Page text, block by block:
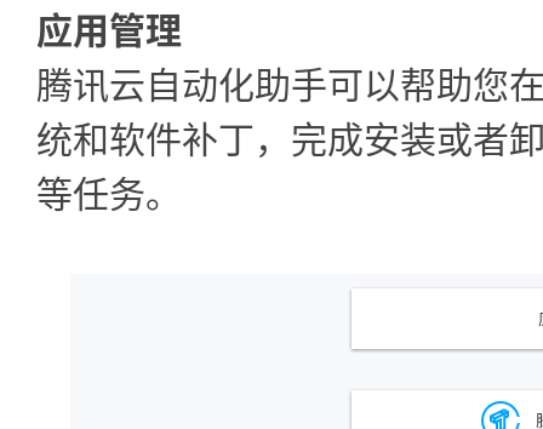
应用管理
腾讯云自动化助手可以帮助您
统和软件补丁，完成安装或者
等任务。